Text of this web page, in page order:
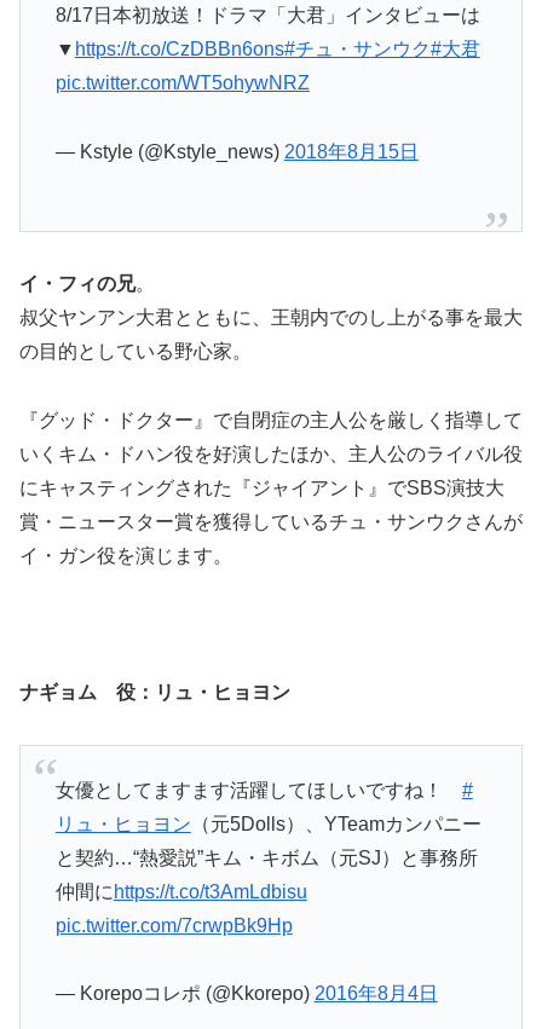
8/17日本初放送！ドラマ「大君」インタビューは
▼ https://t.co/CzDBBn6ons#チュ・サンウク#大君
pic.twitter.com/WT5ohywNRZ
— Kstyle (@Kstyle_news) 2018年8月15日
イ・フィの兄。
叔父ヤンアン大君とともに、王朝内でのし上がる事を最大
の目的としている野心家。
『グッド・ドクター』で自閉症の主人公を厳しく指導して
いくキム・ドハン役を好演したほか、主人公のライバル役
にキャスティングされた『ジャイアント』でSBS演技大
賞・ニュースター賞を獲得しているチュ・サンウクさんが
イ・ガン役を演じます。
ナギョム 役：リュ・ヒョヨン
女優としてますます活躍してほしいですね！ #
リュ・ヒョヨン （元5Dolls）、YTeamカンパニー
と契約…“熱愛説”キム・キボム（元SJ）と事務所
仲間に https://t.co/t3AmLdbisu
pic.twitter.com/7crwpBk9Hp
— Korepoコレポ (@Kkorepo) 2016年8月4日